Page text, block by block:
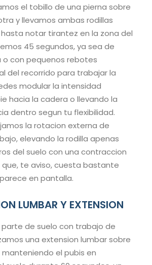
el tobillo de una pierna sobre
y llevamos ambas rodillas
notar tirantez en la zona del
45 segundos, ya sea de
con pequenos rebotes
del recorrido para trabajar la
modular la intensidad
hacia la cadera o llevando la
dentro segun tu flexibilidad.
la rotacion externa de
elevando la rodilla apenas
del suelo con una contraccion
te aviso, cuesta bastante
en pantalla.
LUMBAR Y EXTENSION
parte de suelo con trabajo de
una extension lumbar sobre
el pubis en